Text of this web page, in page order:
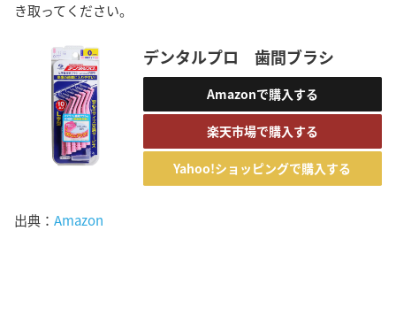
き取ってください。
デンタルプロ 歯間ブラシ
Amazonで購入する
楽天市場で購入する
Yahoo!ショッピングで購入する
出典： Amazon